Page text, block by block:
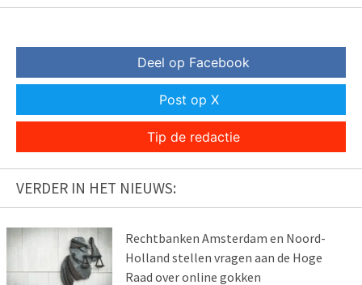
Deel op Facebook
Post op X
Tip de redactie
VERDER IN HET NIEUWS:
Rechtbanken Amsterdam en Noord-
Holland stellen vragen aan de Hoge
Raad over online gokken